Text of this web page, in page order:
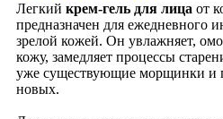
Легкий крем-гель для лица от
предназначен для ежедневного
зрелой кожей. Он увлажняет,
кожу, замедляет процессы
уже существующие морщинки и
новых.